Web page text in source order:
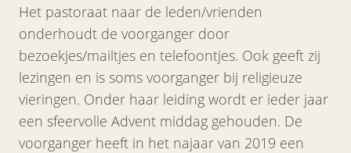
Het pastoraat naar de leden/vrienden
onderhoudt de voorganger door
bezoekjes/mailtjes en telefoontjes. Ook geeft zij
lezingen en is soms voorganger bij religieuze
vieringen. Onder haar leiding wordt er ieder jaar
een sfeervolle Advent middag gehouden. De
voorganger heeft in het najaar van 2019 een